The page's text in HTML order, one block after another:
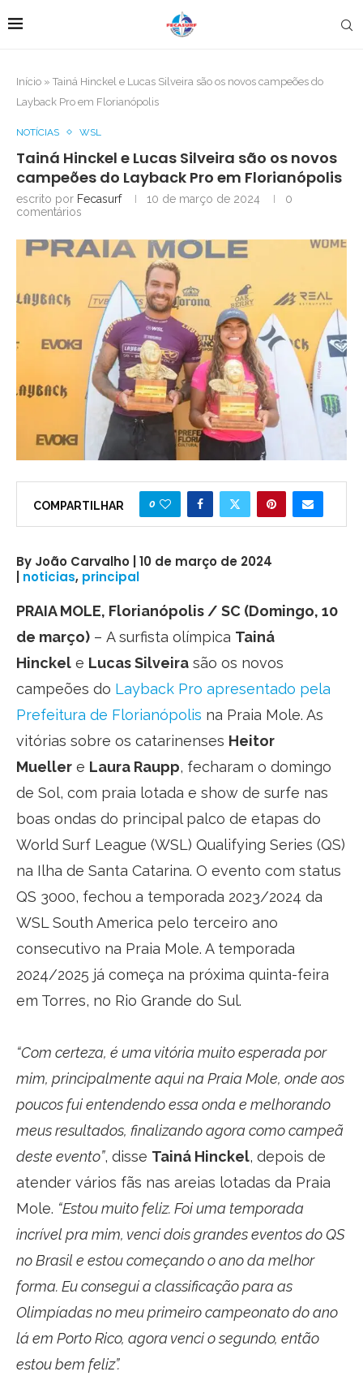
Início » Tainá Hinckel e Lucas Silveira são os novos campeões do
Layback Pro em Florianópolis
NOTÍCIAS WSL
Tainá Hinckel e Lucas Silveira são os novos
campeões do Layback Pro em Florianópolis
escrito por Fecasurf 10 de março de 2024
0
comentários
COMPARTILHAR 0
By João Carvalho | 10 de março de 2024
noticias, principal
PRAIA MOLE, Florianópolis / SC (Domingo, 10
de março) – A surfista olímpica Tainá
Hinckel e Lucas Silveira são os novos
campeões do Layback Pro apresentado pela
Prefeitura de Florianópolis na Praia Mole. As
vitórias sobre os catarinenses Heitor
Mueller e Laura Raupp, fecharam o domingo
de Sol, com praia lotada e show de surfe nas
boas ondas do principal palco de etapas do
World Surf League (WSL) Qualifying Series (QS)
na Ilha de Santa Catarina. O evento com status
QS 3000, fechou a temporada 2023/2024 da
WSL South America pelo terceiro ano
consecutivo na Praia Mole. A temporada
2024/2025 já começa na próxima quinta-feira
em Torres, no Rio Grande do Sul.
“Com certeza, é uma vitória muito esperada por
mim, principalmente aqui na Praia Mole, onde aos
poucos fui entendendo essa onda e melhorando
meus resultados, finalizando agora como campeã
deste evento”, disse Tainá Hinckel, depois de
atender vários fãs nas areias lotadas da Praia
Mole. “Estou muito feliz. Foi uma temporada
incrível pra mim, venci dois grandes eventos do QS
no Brasil e estou começando o ano da melhor
forma. Eu consegui a classificação para as
Olimpíadas no meu primeiro campeonato do ano
lá em Porto Rico, agora venci o segundo, então
estou bem feliz”.